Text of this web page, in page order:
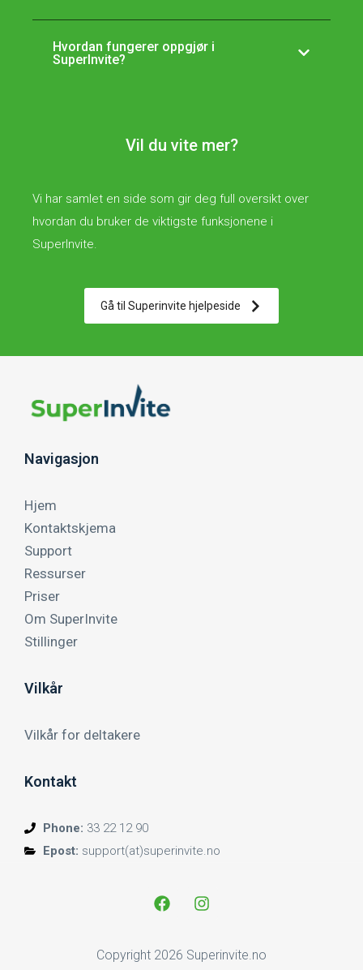
Vil du vite mer?
Vi har samlet en side som gir deg full oversikt over
hvordan du bruker de viktigste funksjonene i
SuperInvite.
Gå til Superinvite hjelpeside
Hvordan fungerer oppgjør i
SuperInvite?
Navigasjon
Hjem
Kontaktskjema
Support
Ressurser
Priser
Om SuperInvite
Stillinger
Vilkår
Vilkår for deltakere
Kontakt
Phone: 33 22 12 90
Epost: support(at)superinvite.no
Copyright 2026 Superinvite.no